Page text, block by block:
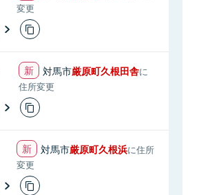
変更
対馬市厳原町久根田舎に
住所変更
対馬市厳原町久根浜に住所
変更